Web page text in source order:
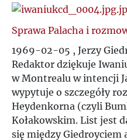
Sprawa Palacha i
1969-02-05 , Jerzy
Redaktor dziękuje
w Montrealu w intencji
wypytuje o szczegóły
Heydenkorna (czyli
Kołakowskim. List jest
się między